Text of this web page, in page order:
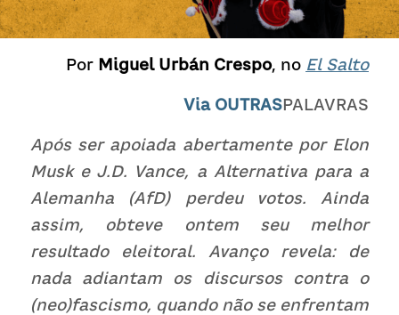
Pega a visão
Busca
Receba atualizações
Por Miguel Urbán Crespo, no El Salto
Via OUTRASPALAVRAS
Após ser apoiada abertamente por Elon
Musk e J.D. Vance, a Alternativa para a
Alemanha (AfD) perdeu votos. Ainda
assim, obteve ontem seu melhor
resultado eleitoral. Avanço revela: de
nada adiantam os discursos contra o
(neo)fascismo, quando não se enfrentam